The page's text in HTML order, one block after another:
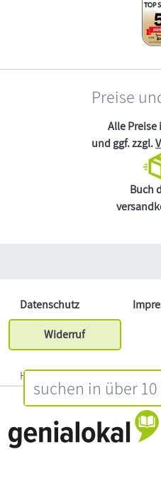
Preise
Alle Preise
und ggf. zzgl.
Buch
Datenschutz
Widerruf
Händler Login